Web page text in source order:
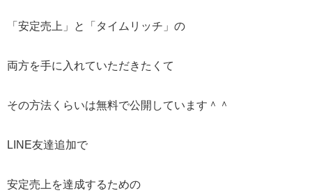
「安定売上」と「タイムリッチ」の
両方を手に入れていただきたくて
その方法くらいは無料で公開しています＾＾
LINE友達追加で
安定売上を達成するための